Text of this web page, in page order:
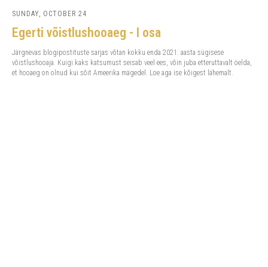
SUNDAY, OCTOBER 24
Egerti võistlushooaeg - I osa
Järgnevas blogipostituste sarjas võtan kokku enda 2021. aasta sügisese
võistlushooaja. Kuigi kaks katsumust seisab veel ees, võin juba etteruttavalt öelda,
et hooaeg on olnud kui sõit Ameerika mägedel. Loe aga ise kõigest lähemalt.